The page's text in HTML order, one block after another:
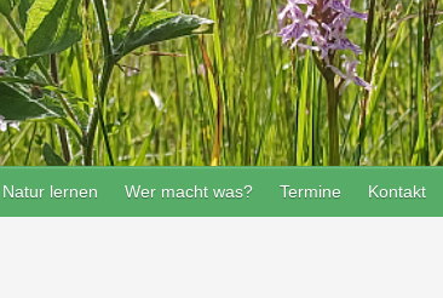
Natur lernen Wer macht was? Termine Kontakt